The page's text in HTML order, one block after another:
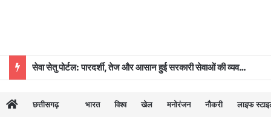
सेवा सेतु पोर्टल: पारदर्शी, तेज और आसान हुई सरकारी सेवाओं की व्यवस्था
छत्तीसगढ़ भारत विश्व खेल मनोरंजन नौकरी लाइफ